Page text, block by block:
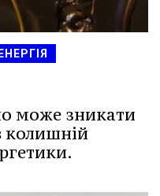
може зникати
колишній